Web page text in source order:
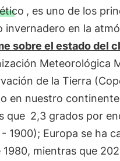
, es uno de los
invernadero en la
sobre el estado del
Meteorológica
de la Tierra
en nuestro
que 2,3 grados por
- 1900); Europa se ha
1980, mientras que